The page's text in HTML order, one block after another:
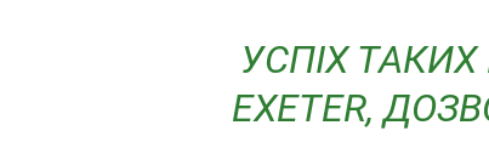
УСПІХ ТАКИХ
EXETER,